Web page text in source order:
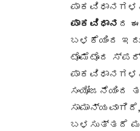
ಪಾಕವಿಧಾನ ದ
ಬಳಕೆಯಿಂದ
ಟೊಮೆಟೊದ
ಬಳಸುತ್ತದೆ